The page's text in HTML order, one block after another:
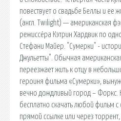
повествует о свадьбе Беллы и ее
(англ. Twilight) — американская
режиссёра Кэтрин Хардвик по
Стефани Майер. "Сумерки" -
Джульетты". Обычная
переезжает жить к отцу в
героиня фильма «Сумерки»,
вечно дождливый город – Форкс.
бесплатно скачать любой фильм
прямой ссылке или через